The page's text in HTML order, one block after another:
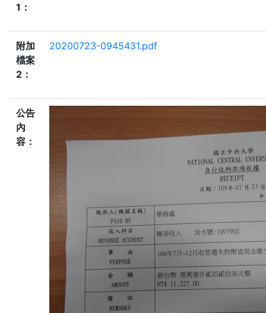
1：
附加
檔案
2：
20200723-0945431.pdf
公告
內
容：